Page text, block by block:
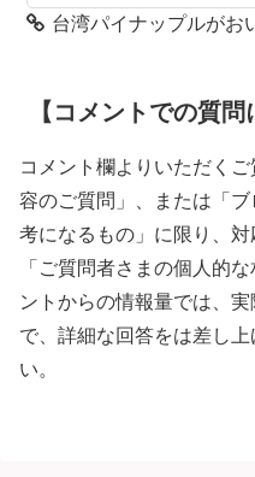
台湾パイナップルがお
【コメントでの質問
コメント欄よりいただく
容のご質問」、または「
考になるもの」に限り、対
「ご質問者さまの個人的
ントからの情報量では、
で、詳細な回答をは差し
い。